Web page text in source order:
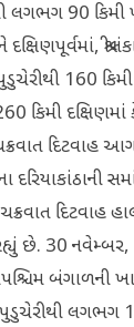
90 કિમી
160
કિમી દક્ષિણમાં
દિટવાહ
દરિયાકાંઠાની
દિટવાહ
છે. 30 નવેમ્બર,
બંગાળની
પુડુચેરીથી લગભગ